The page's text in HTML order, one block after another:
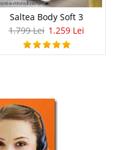
Saltea Body Soft 3
1.799 Lei 1.259 Lei